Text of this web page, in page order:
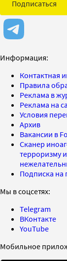
Подписаться
Информация:
Контактная
Правила
Реклама в
Реклама на
Условия
Архив
Вакансии в
Сканер
терроризму
Подписка на
Мы в соцсетях:
Telegram
ВКонтакте
YouTube
Мобильное